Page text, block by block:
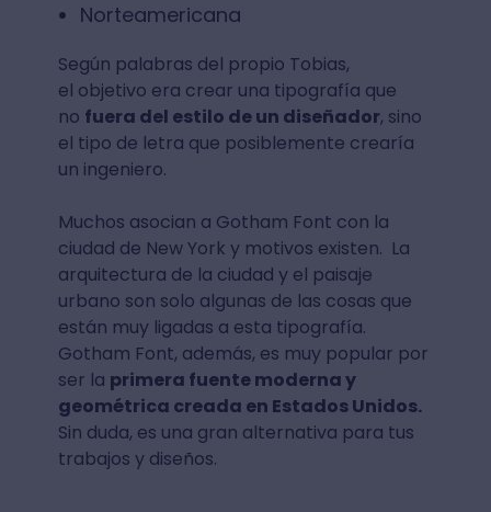
Norteamericana
Según palabras del propio Tobias,
el objetivo era crear una tipografía que
no fuera del estilo de un diseñador, sino
el tipo de letra que posiblemente crearía
un ingeniero.
Muchos asocian a Gotham Font con la
ciudad de New York y motivos existen. La
arquitectura de la ciudad y el paisaje
urbano son solo algunas de las cosas que
están muy ligadas a esta tipografía.
Gotham Font, además, es muy popular por
ser la primera fuente moderna y
geométrica creada en Estados Unidos.
Sin duda, es una gran alternativa para tus
trabajos y diseños.